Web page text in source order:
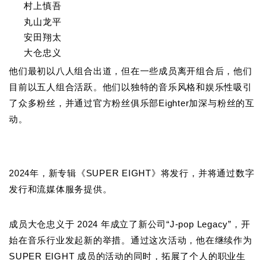
村上慎吾
丸山龙平
安田翔太
大仓忠义
他们最初以八人组合出道，但在一些成员离开组合后，他们
目前以五人组合活跃。他们以独特的音乐风格和娱乐性吸引
了众多粉丝，并通过官方粉丝俱乐部Eighter加深与粉丝的互
动。
2024年，新专辑《SUPER EIGHT》将发行，并将通过数字
发行和流媒体服务提供。
成员大仓忠义于 2024 年成立了新公司“J-pop Legacy”，开
始在音乐行业发起新的举措。通过这次活动，他在继续作为
SUPER EIGHT 成员的活动的同时，拓展了个人的职业生